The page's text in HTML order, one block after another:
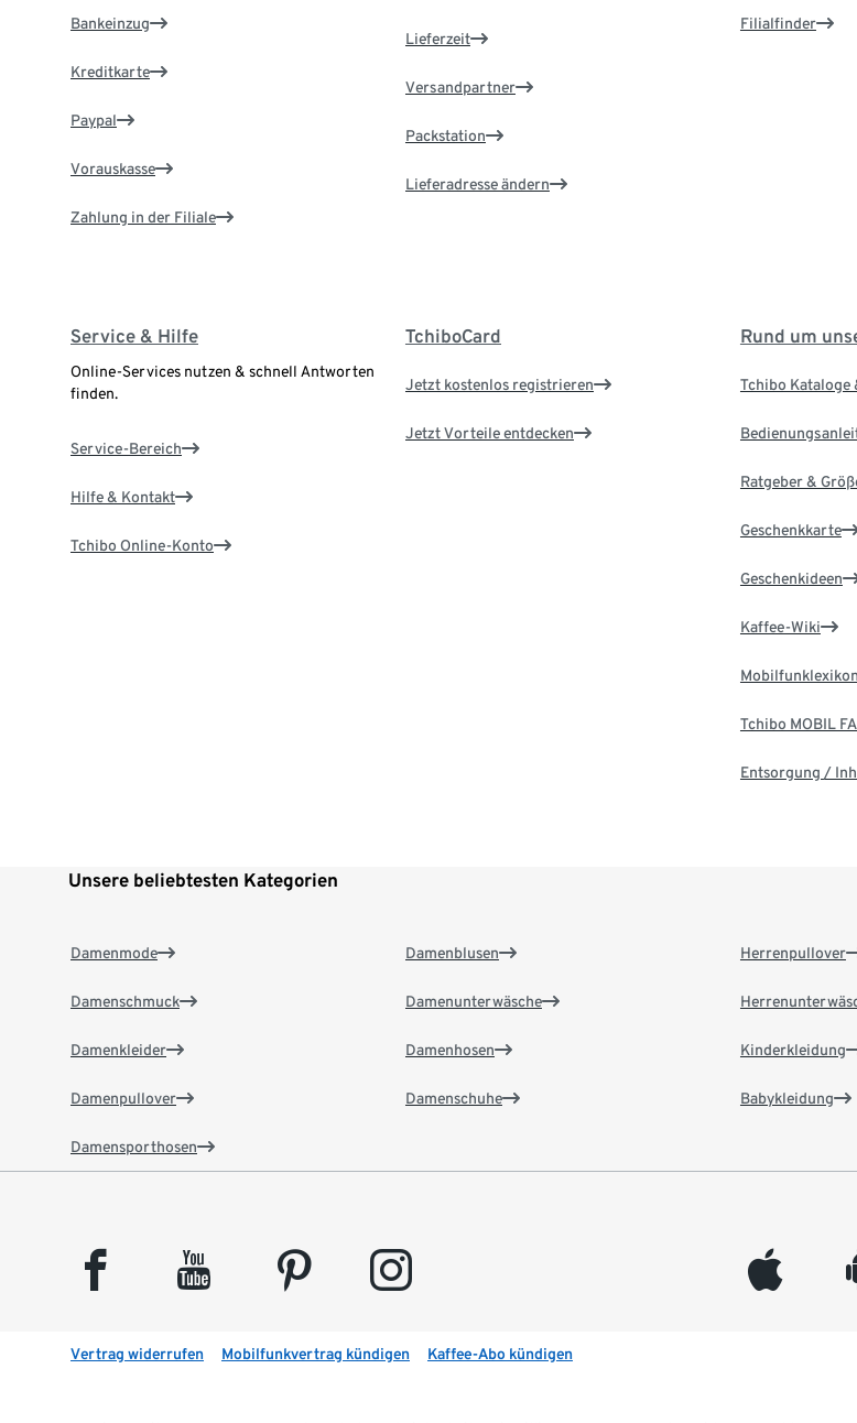
Bankeinzug
Kreditkarte
Paypal
Vorauskasse
Zahlung in der Filiale
Lieferzeit
Versandpartner
Packstation
Lieferadresse ändern
Filialfinder
Service & Hilfe
Online-Services nutzen & schnell Antworten
finden.
Service-Bereich
Hilfe & Kontakt
Tchibo Online-Konto
TchiboCard
Jetzt kostenlos registrieren
Jetzt Vorteile entdecken
Rund um
Tchibo Kataloge
Ratgeber &
Geschenkkarte
Geschenkideen
Kaffee-Wiki
Mobilfunklexikon
Tchibo MOBIL
Entsorgung /
Unsere beliebtesten Kategorien
Damenmode
Damenschmuck
Damenkleider
Damenpullover
Damensporthosen
Damenblusen
Damenunterwäsche
Damenhosen
Damenschuhe
Herrenpullover
Kinderkleidung
Babykleidung
facebook youtube pinterest instagram appleinc
Vertrag widerrufen Mobilfunkvertrag kündigen Kaffee-Abo kündigen